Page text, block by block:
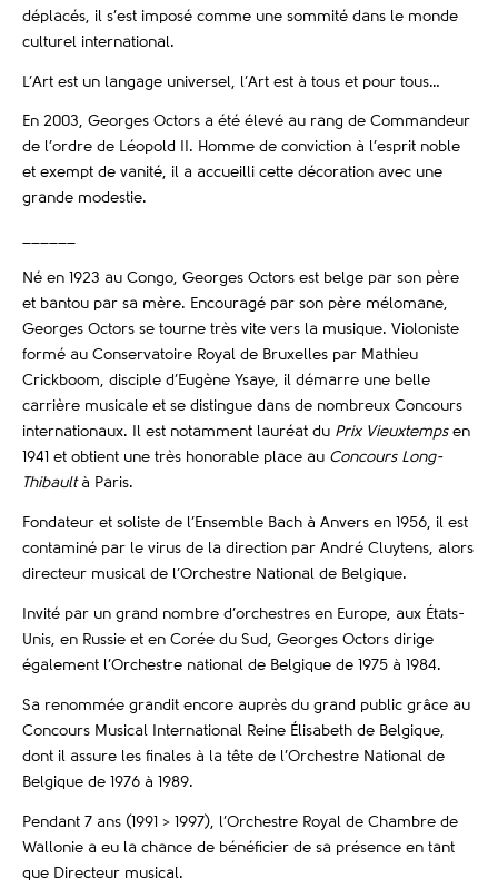
déplacés, il s’est imposé comme une sommité dans le monde
culturel international.
L’Art est un langage universel, l’Art est à tous et pour tous…
En 2003, Georges Octors a été élevé au rang de Commandeur
de l’ordre de Léopold II. Homme de conviction à l’esprit noble
et exempt de vanité, il a accueilli cette décoration avec une
grande modestie.
Né en 1923 au Congo, Georges Octors est belge par son père
et bantou par sa mère. Encouragé par son père mélomane,
Georges Octors se tourne très vite vers la musique. Violoniste
formé au Conservatoire Royal de Bruxelles par Mathieu
Crickboom, disciple d’Eugène Ysaye, il démarre une belle
carrière musicale et se distingue dans de nombreux Concours
internationaux. Il est notamment lauréat du Prix Vieuxtempsen
1941 et obtient une très honorable place au Concours Long-
Thibaultà Paris.
Fondateur et soliste de l’Ensemble Bach à Anvers en 1956, il est
contaminé par le virus de la direction par André Cluytens, alors
directeur musical de l’Orchestre National de Belgique.
Invité par un grand nombre d’orchestres en Europe, aux États-
Unis, en Russie et en Corée du Sud, Georges Octors dirige
également l’Orchestre national de Belgique de 1975 à 1984.
Sa renommée grandit encore auprès du grand public grâce au
Concours Musical International Reine Élisabeth de Belgique,
dont il assure les finales à la tête de l’Orchestre National de
Belgique de 1976 à 1989.
Pendant 7 ans (1991 > 1997), l’Orchestre Royal de Chambre de
Wallonie a eu la chance de bénéficier de sa présence en tant
que Directeur musical.